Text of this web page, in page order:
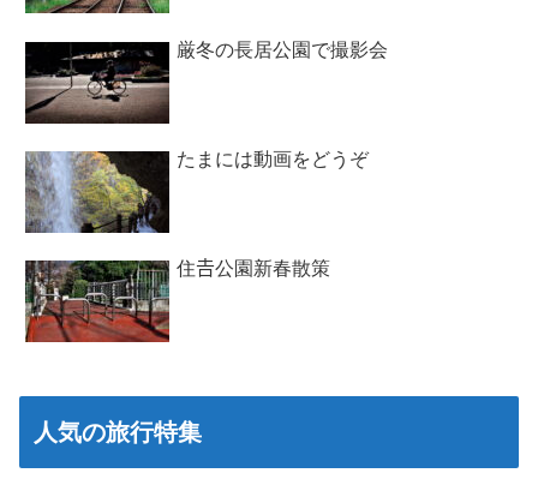
厳冬の長居公園で撮影会
たまには動画をどうぞ
住𠮷公園新春散策
人気の旅行特集